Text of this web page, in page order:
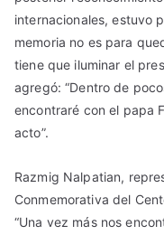
internacionales, estuvo
memoria no es para
tiene que iluminar el
agregó: “Dentro de
encontraré con el papa
acto”.
Razmig Nalpatian,
Conmemorativa del
“Una vez más nos